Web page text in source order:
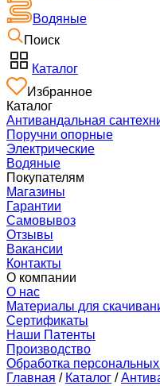
Водяные
Поиск
Каталог
Избранное
Каталог
Антивандальная
Поручни опорные
Электрические
Водяные
Покупателям
Магазины
Гарантии
Самовывоз
Отзывы
Вакансии
Контакты
О компании
О нас
Материалы для
Сертификаты
Наши Патенты
Производство
Обработка
Главная / Каталог /